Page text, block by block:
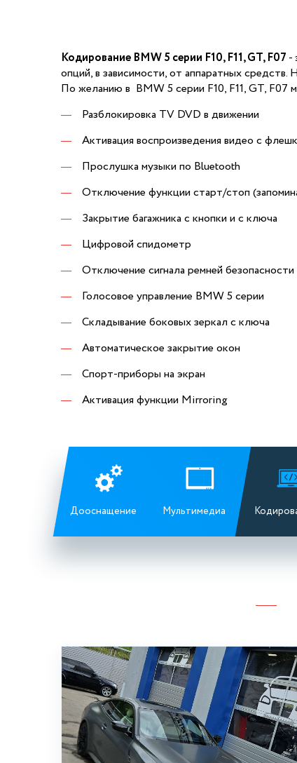
Кодирование BMW 5 серии F10, F11, GT, F07 -
опций, в зависимости, от аппаратных
По желанию в BMW 5 серии F10, F11, GT, F07
Разблокировка TV DVD в движении
Активация воспроизведения видео с
Прослушка музыки по Bluetooth
Отключение функции старт/стоп
Закрытие багажника с кнопки и с ключа
Цифровой спидометр
Отключение сигнала ремней безопасности
Голосовое управление BMW 5 серии
Складывание боковых зеркал с ключа
Автоматическое закрытие окон
Спорт-приборы на экран
Активация функции Mirroring
Дооснащение Мультимедиа